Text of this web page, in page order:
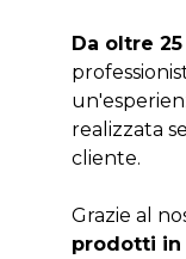
Da oltre
realizzata
cliente.
Grazie al
prodotti in